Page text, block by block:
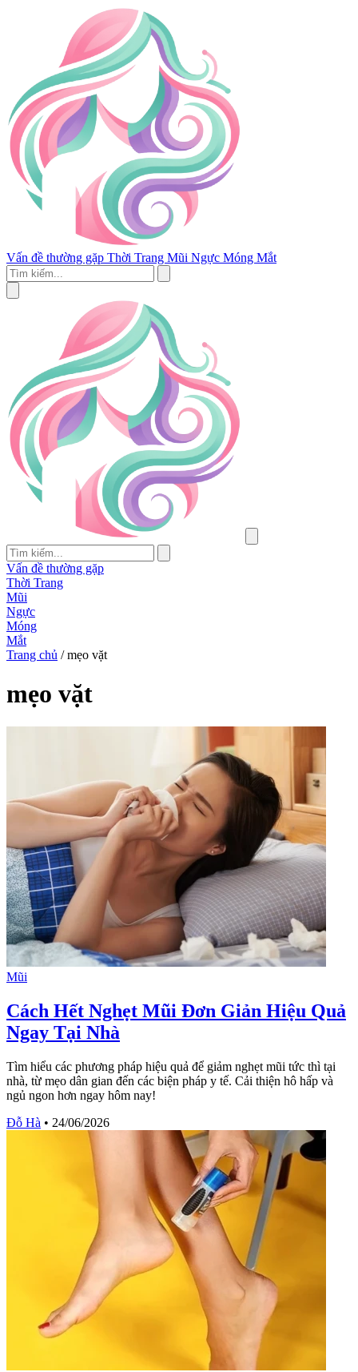
Vấn đề thường gặp Thời Trang Mũi Ngực Móng Mắt
Vấn đề thường gặp
Thời Trang
Mũi
Ngực
Móng
Mắt
Trang chủ / mẹo vặt
mẹo vặt
Mũi
Cách Hết Nghẹt Mũi Đơn Giản Hiệu Quả
Ngay Tại Nhà
Tìm hiểu các phương pháp hiệu quả để giảm nghẹt mũi tức thì tại
nhà, từ mẹo dân gian đến các biện pháp y tế. Cải thiện hô hấp và
ngủ ngon hơn ngay hôm nay!
Đỗ Hà • 24/06/2026